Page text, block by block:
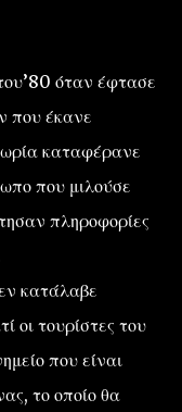
όταν έφτασε
που έκανε
καταφέρανε
που μιλούσε
πληροφορίες
κατάλαβε
οι τουρίστες του
που είναι
το οποίο θα